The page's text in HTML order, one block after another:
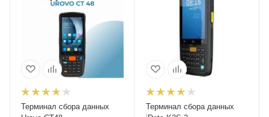
Терминал сбора данных
Терминал сбора данных